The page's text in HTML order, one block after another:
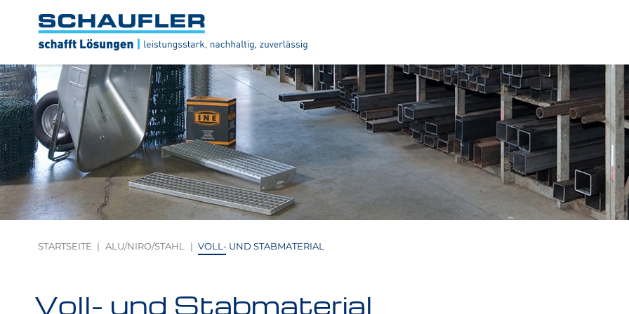
Hauptnavigation
Footernavigation
Logo
verlinkt
Startseite
STARTSEITE ALU/NIRO/STAHL VOLL- UND STABMATERIAL
Voll- und Stabmaterial